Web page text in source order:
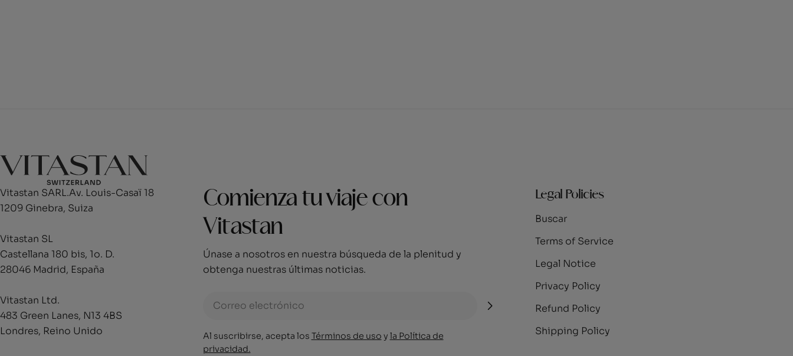
Vitastan SARL.Av. Louis-Casaï 18
1209 Ginebra, Suiza
Vitastan SL
Castellana 180 bis, 1o. D.
28046 Madrid, España
Vitastan Ltd.
483 Green Lanes, N13 4BS
Londres, Reino Unido
Comienza tu viaje con
Vitastan
Únase a nosotros en nuestra búsqueda de la plenitud y
obtenga nuestras últimas noticias.
Al suscribirse, acepta los Términos de uso y la Política de
privacidad.
Legal Policies
Buscar
Terms of Service
Legal Notice
Privacy Policy
Refund Policy
Shipping Policy